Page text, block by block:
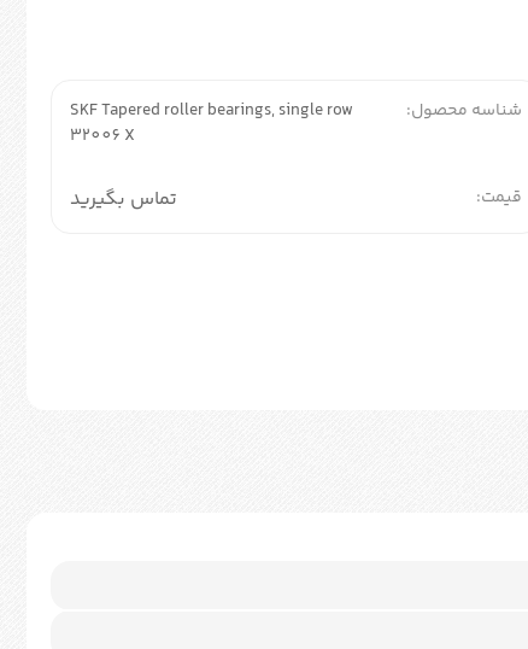
شناسه محصول:
SKF Tapered roller bearings, single row
32006 X
قیمت: تماس بگیرید